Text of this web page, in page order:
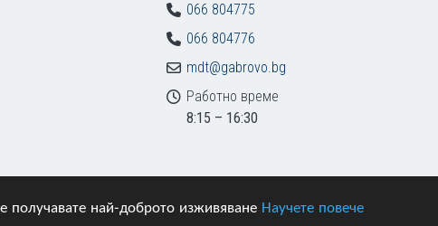
получавате най-доброто изживяване Научете повече
066 804775
066 804776
mdt@gabrovo.bg
Работно време
8:15 – 16:30
запазени.